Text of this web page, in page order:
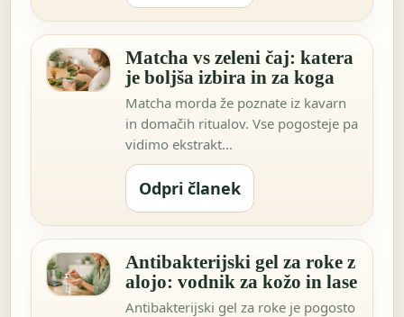
Matcha vs zeleni čaj: katera
je boljša izbira in za koga
Matcha morda že poznate iz kavarn
in domačih ritualov. Vse pogosteje pa
vidimo ekstrakt…
Odpri članek
Antibakterijski gel za roke z
alojo: vodnik za kožo in lase
Antibakterijski gel za roke je pogosto